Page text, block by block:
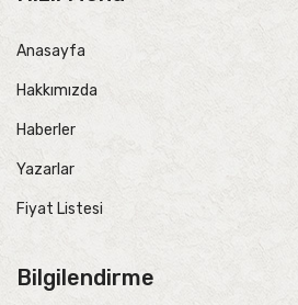
Anasayfa
Hakkımızda
Haberler
Yazarlar
Fiyat Listesi
Bilgilendirme